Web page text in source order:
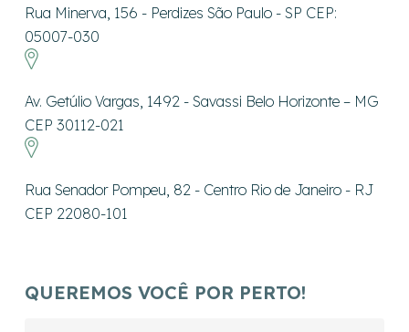
Rua Minerva, 156 - Perdizes São Paulo - SP CEP:
05007-030
Av. Getúlio Vargas, 1492 - Savassi Belo Horizonte – MG
CEP 30112-021
Rua Senador Pompeu, 82 - Centro Rio de Janeiro - RJ
CEP 22080-101
QUEREMOS VOCÊ POR PERTO!